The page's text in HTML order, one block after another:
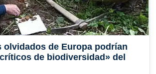
olvidados de Europa podrían
de biodiversidad» del